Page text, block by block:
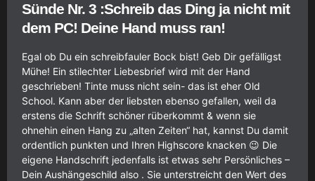
Sünde Nr. 3 :Schreib das Ding ja nicht mit
dem PC! Deine Hand muss ran!
Egal ob Du ein schreibfauler Bock bist! Geb Dir gefälligst
Mühe! Ein stilechter Liebesbrief wird mit der Hand
geschrieben! Tinte muss nicht sein- das ist eher Old
School. Kann aber der liebsten ebenso gefallen, weil da
erstens die Schrift schöner rüberkommt & wenn sie
ohnehin einen Hang zu „alten Zeiten“ hat, kannst Du damit
ordentlich punkten und Ihren Highscore knacken 😉 Die
eigene Handschrift jedenfalls ist etwas sehr Persönliches –
Dein Aushängeschild also . Sie unterstreicht den Wert des